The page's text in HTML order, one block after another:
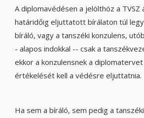
A diplomavédésen a jelölthöz a TVSZ
határidőig eljuttatott bírálaton túl
bíráló, vagy a tanszéki konzulens,
- alapos indokkal -- csak a
ekkor a konzulensnek a
értékelését kell a védésre eljuttatnia.
Ha sem a bíráló, sem pedig a